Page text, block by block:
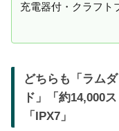
充電器付・クラフ
どちらも「ラム
ド」「約14,000
「IPX7」